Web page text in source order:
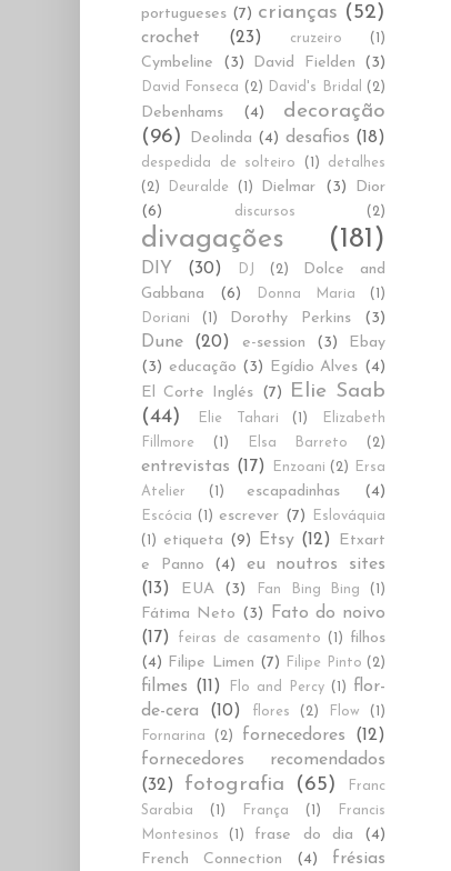
portugueses (7) crianças (52)
crochet (23) cruzeiro (1)
Cymbeline (3) David Fielden (3)
David Fonseca (2) David's Bridal (2)
Debenhams (4)
decoração
(96)
Deolinda (4) desafios (18)
despedida de solteiro (1)
detalhes
(2)
Deuralde (1) Dielmar (3)
Dior
(6)
discursos (2)
divagações (181)
DIY (30) DJ (2)
Dolce and
Gabbana
(6) Donna Maria
(1)
Doriani
(1) Dorothy Perkins (3)
Dune (20) e-session (3)
Ebay
(3) educação (3) Egídio Alves (4)
El Corte Inglés (7)
Elie Saab
(44)
Elie Tahari (1)
Elizabeth
Fillmore
(1) Elsa Barreto (2)
entrevistas (17) Enzoani (2)
Ersa
Atelier
(1) escapadinhas (4)
Escócia (1) escrever (7)
Eslováquia
(1)
etiqueta (9) Etsy (12)
Etxart
e Panno
(4)
eu noutros sites
(13)
EUA (3) Fan Bing Bing (1)
Fátima Neto (3)
Fato do noivo
(17)
feiras de casamento (1)
filhos
(4) Filipe Limen (7) Filipe Pinto (2)
filmes (11) Flo and Percy (1)
flor-
de-cera
(10) flores (2) Flow
(1)
Fornarina
(2) fornecedores
(12)
fornecedores recomendados
(32)
fotografia (65)
Franc
Sarabia
(1) França (1)
Francis
Montesinos
(1) frase do dia
(4)
French Connection
(4) frésias